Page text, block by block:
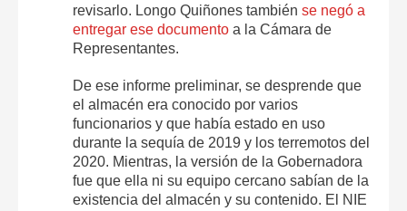
revisarlo. Longo Quiñones también se negó a
entregar ese documento a la Cámara de
Representantes.
De ese informe preliminar, se desprende que
el almacén era conocido por varios
funcionarios y que había estado en uso
durante la sequía de 2019 y los terremotos del
2020. Mientras, la versión de la Gobernadora
fue que ella ni su equipo cercano sabían de la
existencia del almacén y su contenido. El NIE